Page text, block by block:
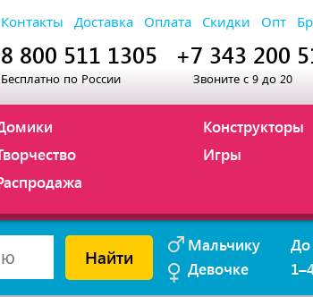
Контакты Доставка Оплата Скидки Опт
8 800 511 1305
Бесплатно по России
+7 343 200
Звоните с 9 до 20
Конструкторы
Игры
Мальчику
Девочке
До
Найти